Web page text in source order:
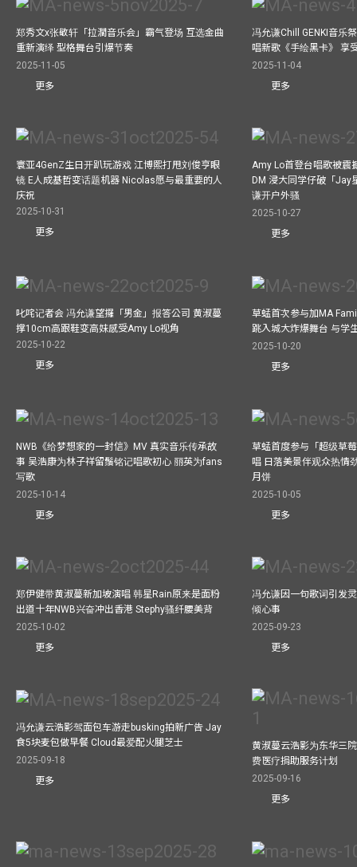
郑秀文x张敬轩「拉濶音乐会」霸气登场 互选金曲
重新演绎 型格舞台引爆节奏
2025-11-05
更多
冯允谦Chill GENKI音乐
唱新歌《手绘黑卡》 享
2025-11-04
更多
寰亚4GenZ生日开趴玩游戏 江博熙打甩刘俊亨眼
镜 E人成基哲变话题机器 Nicolas愿与最重要的人
庆祝
2025-10-31
更多
Amy Lo首登台唱歌被震
DM 浸大同学仔破「Jay
谦开户外骚
2025-10-27
更多
叱咤记者会 冯允谦望攞「男金」报答公司 黄淑蔓
撑10cm高跟鞋变高妹感受Amy Lo视角
2025-10-22
更多
草蜢首次参与加MA
跳入城大炸爆舞台 与学
2025-10-20
更多
NWB《给梦想家的一封信》MV 真实音乐传承故
事 吴浩康为林子祥留鬚铭记唱歌初心 丽英为fans
写歌
2025-10-14
更多
草蜢首度参与「超级草
唱 日落美景伴观众热情
月饼
2025-10-05
更多
郑伊健带黄淑蔓新加坡演唱 韩星Rain原来是面粉
出道十年NWB兴奋冲出香港 Stephy骚纤腰美背
2025-10-02
更多
冯允谦因一句歌词引发
倾心事
2025-09-23
更多
冯允谦云浩影驾面包车游走busking拍新广告 Jay
食5块麦包做早餐 Cloud最爱配火腿芝士
2025-09-18
更多
黄淑蔓云浩影为东华三
费医疗捐助服务计划
2025-09-16
更多